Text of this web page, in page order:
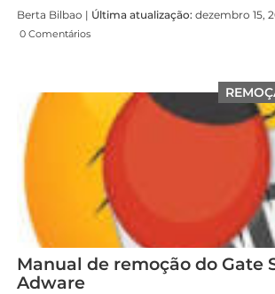
Berta Bilbao | Última atualização: dezembro 15,
0 Comentários
Manual de remoção do Gate
Adware